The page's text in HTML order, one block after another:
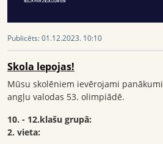
Publicēts:01.12.2023. 10:10
Skola lepojas!
Mūsu skolēniem ievērojami
angļu valodas 53. olimpiādē.
10. - 12.klašu grupā:
2. vieta: